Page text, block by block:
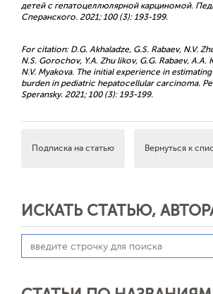
детей с гепатоцеллюлярной карциномой.
Сперанского. 2021; 100 (3): 193-199.
For citation: D.G. Akhaladze, G.S. Rabaev, N.V.
N.S. Gorochov, Y.A. Zhu likov, G.G. Rabaev, A.A.
N.V. Myakova. The initial experience in
burden in pediatric hepatocellular carcinoma.
Speransky. 2021; 100 (3): 193-199.
Подписка на статью Вернуться к
ИСКАТЬ СТАТЬЮ,